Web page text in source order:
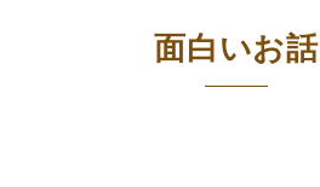
面白いお話